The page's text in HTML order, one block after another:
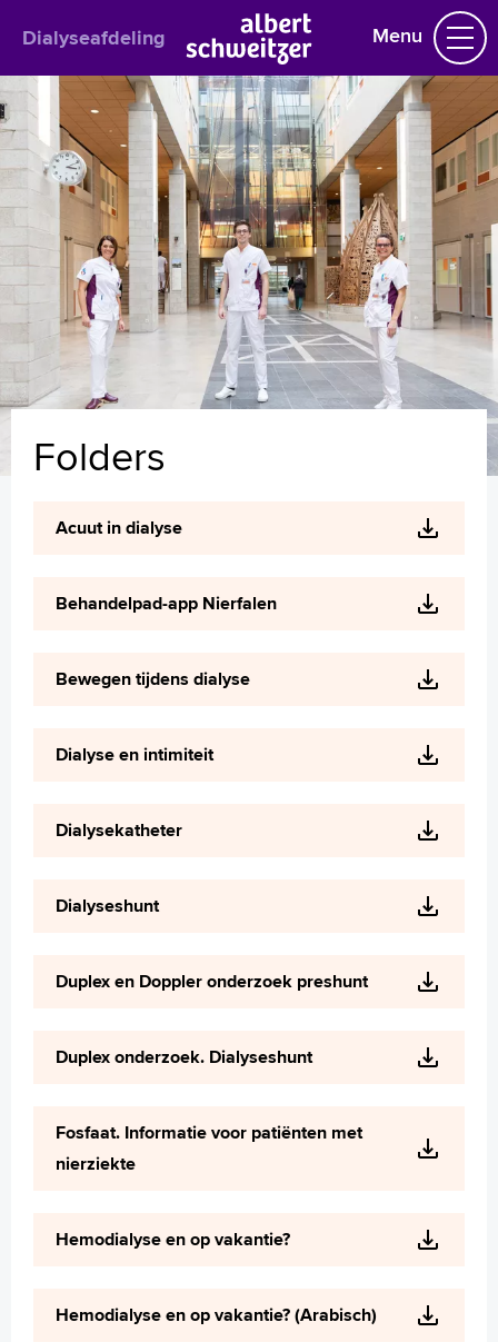
Dialyseafdeling Menu
Dialyseafdeling
Praktische informatie
Het behandelteam
Nierfalenpoli
Behandelingen
Vakantiedialyse
Uw dossier inzien?
Download onze app
Folders
Handige links
Medewerkers
MijnASz
Wetenschappelijk onderzoek
Zoeken
Français
Arabisch
Folders
Acuut in dialyse
Behandelpad-app Nierfalen
Bewegen tijdens dialyse
Dialyse en intimiteit
Dialysekatheter
Dialyseshunt
Duplex en Doppler onderzoek preshunt
Duplex onderzoek. Dialyseshunt
Fosfaat. Informatie voor patiënten met
nierziekte
Hemodialyse en op vakantie?
Hemodialyse en op vakantie? (Arabisch)